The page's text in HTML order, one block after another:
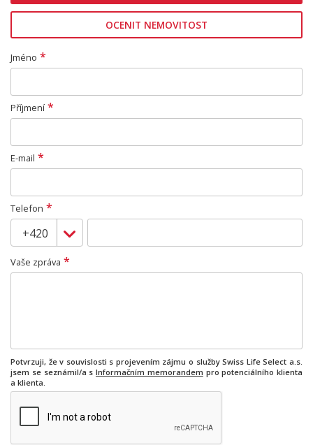
OCENIT NEMOVITOST
Jméno *
Příjmení *
E-mail *
Telefon *
Vaše zpráva *
Potvrzuji, že v souvislosti s projevením zájmu o služby Swiss Life Select a.s.
jsem se seznámil/a s Informačním memorandem pro potenciálního klienta
a klienta.